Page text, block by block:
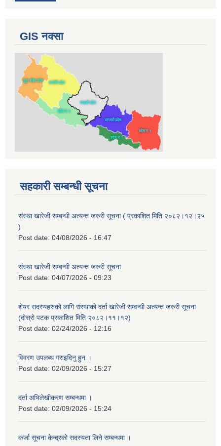
GIS नक्सा
सहकारी सम्बन्धी सूचना
संस्था खारेजी सम्बन्धी अत्यन्त जरुरी सूचना ( प्रकाशित मिति २०८२।१२।२५
)
Post date: 04/08/2026 - 16:47
संस्था खारेजी सम्बन्धी अत्यन्त जरुरी सूचना
Post date: 04/07/2026 - 09:23
शेयर सदस्यहरुको लागि संस्थाको दर्ता खारेजी सम्वन्धी अत्यन्त जरुरी सूचना
(दोस्रो पटक प्रकाशित मिति २०८२।११।१२)
Post date: 02/24/2026 - 12:16
विवरण उपलब्ध गराइदिनु हुन ।
Post date: 02/09/2026 - 15:27
दर्ता अभिलेखीकरण सम्बन्धमा ।
Post date: 02/09/2026 - 15:24
कर्जा सूचना केन्द्रको सदस्यता लिने सम्बन्धमा ।